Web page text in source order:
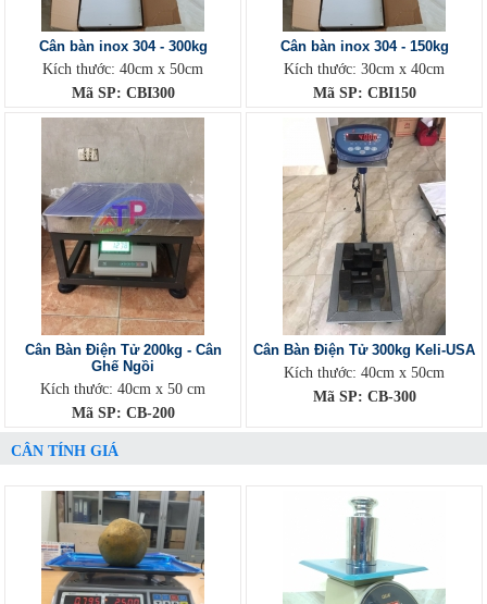
Cân bàn inox 304 - 300kg
Kích thước: 40cm x 50cm
Mã SP: CBI300
Cân bàn inox 304 - 150kg
Kích thước: 30cm x 40cm
Mã SP: CBI150
Cân Bàn Điện Tử 200kg - Cân
Ghế Ngồi
Kích thước: 40cm x 50 cm
Mã SP: CB-200
Cân Bàn Điện Tử 300kg Keli-USA
Kích thước: 40cm x 50cm
Mã SP: CB-300
CÂN TÍNH GIÁ